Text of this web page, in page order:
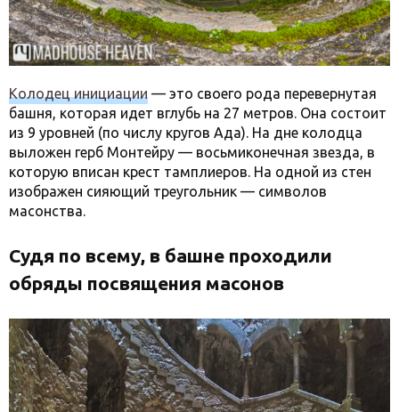
Колодец инициации — это своего рода перевернутая
башня, которая идет вглубь на 27 метров. Она состоит
из 9 уровней (по числу кругов Ада). На дне колодца
выложен герб Монтейру — восьмиконечная звезда, в
которую вписан крест тамплиеров. На одной из стен
изображен сияющий треугольник — символов
масонства.
Судя по всему, в башне проходили
обряды посвящения масонов